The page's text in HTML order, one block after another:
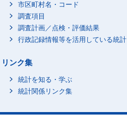
市区町村名・コード
調査項目
調査計画／点検・評価結果
行政記録情報等を活用している統計
リンク集
統計を知る・学ぶ
統計関係リンク集